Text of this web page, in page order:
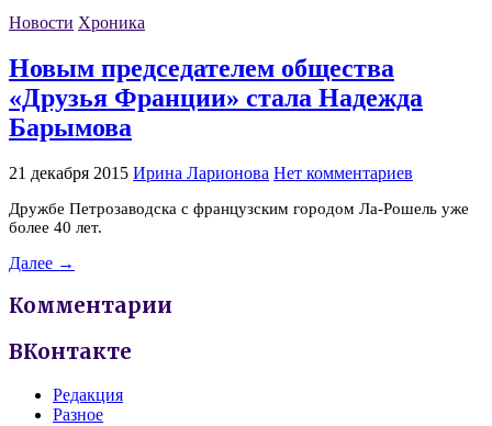
Новости Хроника
Новым председателем общества
«Друзья Франции» стала Надежда
Барымова
21 декабря 2015 Ирина Ларионова Нет комментариев
Дружбе Петрозаводска с французским городом Ла-Рошель уже
более 40 лет.
Далее →
Комментарии
ВКонтакте
Редакция
Разное